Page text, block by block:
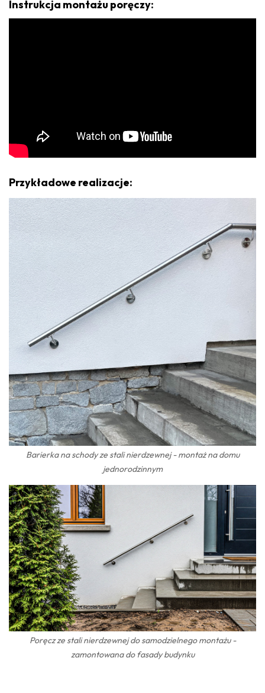
Instrukcja montażu poręczy:
Przykładowe realizacje:
Barierka na schody ze stali nierdzewnej - montaż na domu
jednorodzinnym
Poręcz ze stali nierdzewnej do samodzielnego montażu -
zamontowana do fasady budynku